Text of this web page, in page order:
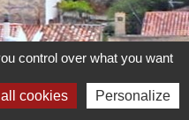
control over what you want
cookies Personalize